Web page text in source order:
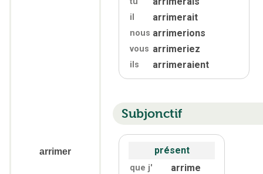
arrimer
il arrimerait
nous arrimerions
vous arrimeriez
ils arrimeraient
Subjonctif
présent
que j' arrime